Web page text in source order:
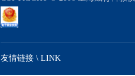
友情链接 \ LINK